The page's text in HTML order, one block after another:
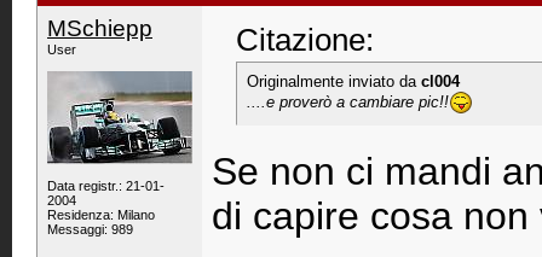
MSchiepp
User
Data registr.: 21-01-
2004
Residenza: Milano
Messaggi: 989
Citazione:
Originalmente inviato da cl004
....e proverò a cambiare pic!!
Se non ci mandi
di capire cosa non